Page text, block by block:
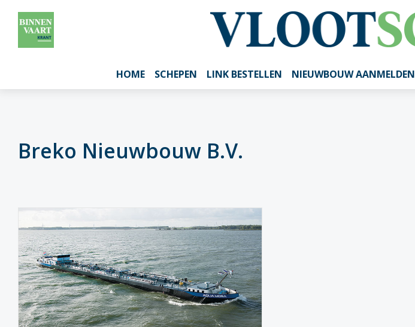
HOME SCHEPEN LINK BESTELLEN NIEUWBOUW AANMELDEN
Breko Nieuwbouw B.V.